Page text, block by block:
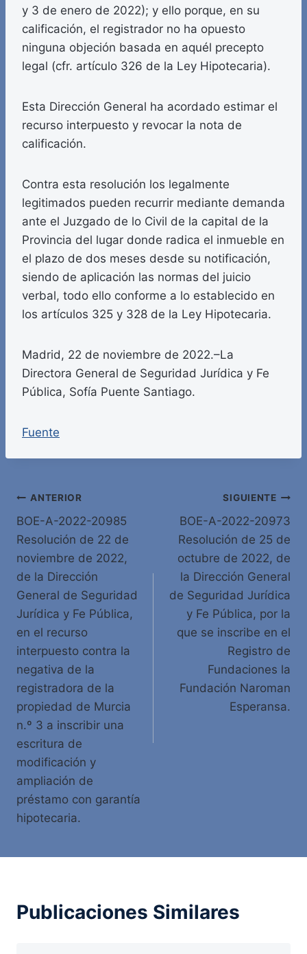
y 3 de enero de 2022); y ello porque, en su
calificación, el registrador no ha opuesto
ninguna objeción basada en aquél precepto
legal (cfr. artículo 326 de la Ley Hipotecaria).
Esta Dirección General ha acordado estimar el
recurso interpuesto y revocar la nota de
calificación.
Contra esta resolución los legalmente
legitimados pueden recurrir mediante demanda
ante el Juzgado de lo Civil de la capital de la
Provincia del lugar donde radica el inmueble en
el plazo de dos meses desde su notificación,
siendo de aplicación las normas del juicio
verbal, todo ello conforme a lo establecido en
los artículos 325 y 328 de la Ley Hipotecaria.
Madrid, 22 de noviembre de 2022.–La
Directora General de Seguridad Jurídica y Fe
Pública, Sofía Puente Santiago.
Fuente
Navegación
de
entradas
ANTERIOR
BOE-A-2022-20985
Resolución de 22 de
noviembre de 2022,
de la Dirección
General de Seguridad
Jurídica y Fe Pública,
en el recurso
interpuesto contra la
negativa de la
registradora de la
propiedad de Murcia
n.º 3 a inscribir una
escritura de
modificación y
ampliación de
préstamo con garantía
hipotecaria.
SIGUIENTE
BOE-A-2022-20973
Resolución de 25 de
octubre de 2022, de
la Dirección General
de Seguridad Jurídica
y Fe Pública, por la
que se inscribe en el
Registro de
Fundaciones la
Fundación Naroman
Esperansa.
Publicaciones Similares